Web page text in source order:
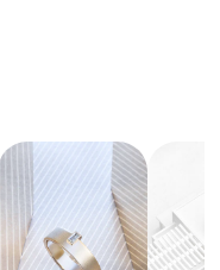
Alliance en or
blanc et diamant
blanc,
diamants